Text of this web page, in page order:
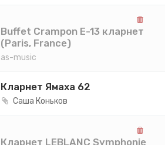
Buffet Crampon E-13 кларнет
(Paris, France)
as-music
Кларнет Ямаха 62
Саша Коньков
Кларнет LEBLANC Symphonie